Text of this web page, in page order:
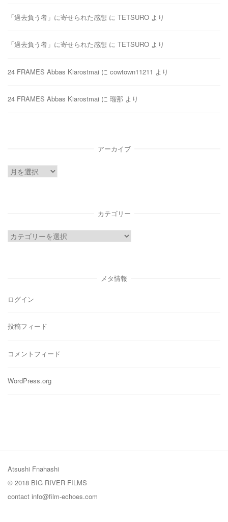
「過去負う者」に寄せられた感想 に TETSURO より
「過去負う者」に寄せられた感想 に TETSURO より
24 FRAMES Abbas Kiarostmai に cowtown11211 より
24 FRAMES Abbas Kiarostmai に 瑠那 より
アーカイブ
ア
カテゴリー
カ
メタ情報
ログイン
投稿フィード
コメントフィード
WordPress.org
Atsushi Fnahashi
© 2018 BIG RIVER FILMS
contact info@film-echoes.com